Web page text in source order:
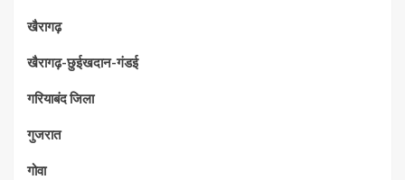
खैरागढ़
खैरागढ़-छुईखदान-गंडई
गरियाबंद जिला
गुजरात
गोवा